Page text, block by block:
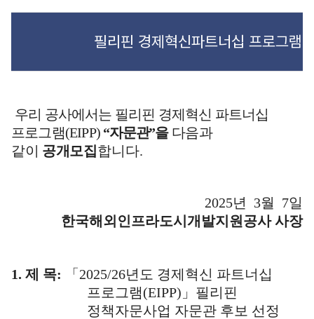
필리핀 경제혁신파트너십 프로그램
우리 공사에서는 필리핀 경제혁신 파트너십
프로그램(EIPP) “자문관”을 다음과
같이
공개모집합니다.
2025년 3월 7일
한국해외인프라도시개발지원공사 사장
1. 제 목: 「2025/26년도 경제혁신 파트너십
프로그램(EIPP)」 필리핀
정책자문사업 자문관 후보 선정